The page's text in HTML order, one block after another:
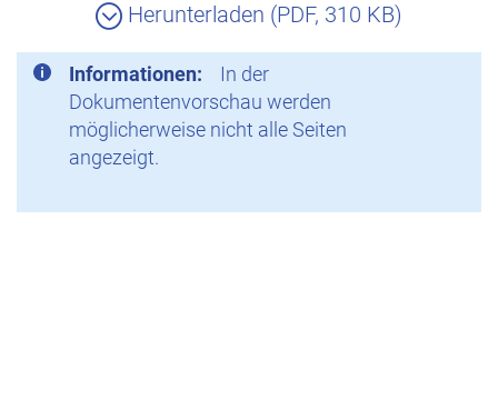
Herunterladen (PDF, 310 KB)
Informationen:
In der
Dokumentenvorschau werden
möglicherweise nicht alle Seiten
angezeigt.